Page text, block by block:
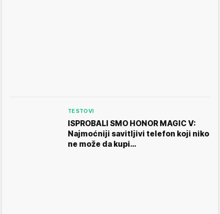
TESTOVI
ISPROBALI SMO HONOR MAGIC V:
Najmoćniji savitljivi telefon koji niko
ne može da kupi…